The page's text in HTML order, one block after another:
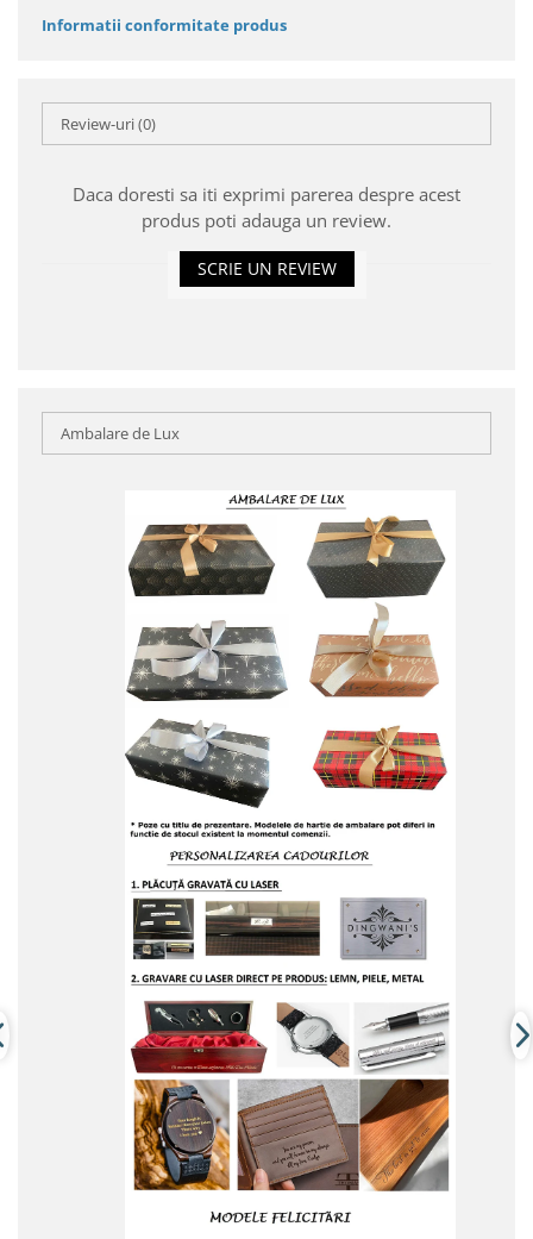
Informatii conformitate produs
Review-uri(0)
Daca doresti sa iti exprimi parerea despre acest
produs poti adauga un review.
SCRIE UN REVIEW
Ambalare de Lux